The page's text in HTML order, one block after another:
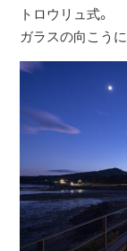
トロウリュ式。
ガラスの向こう